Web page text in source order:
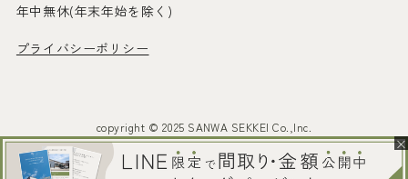
×
年中無休(年末年始を除く)
プライバシーポリシー
copyright © 2025 SANWA SEKKEI Co.,Inc.